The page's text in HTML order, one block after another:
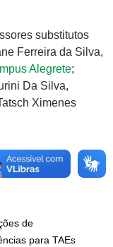
substitutos
Ferreira da Silva,
Alegrete;
Da Silva,
Ximenes
de
para TAEs